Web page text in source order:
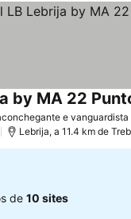
e vanguardista
by MA 22
Lebrija, a 11.4 km de
de 10 sites